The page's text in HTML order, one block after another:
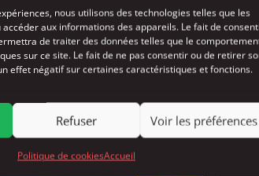
nous utilisons des technologies telles que les
aux informations des appareils. Le fait de
de traiter des données telles que le
sur ce site. Le fait de ne pas consentir ou de retirer
effet négatif sur certaines caractéristiques et fonctions.
Refuser Voir les préférences
Politique de cookiesAccueil
ADO (11-18 ANS)
CONTE THÉÂTRE
de...